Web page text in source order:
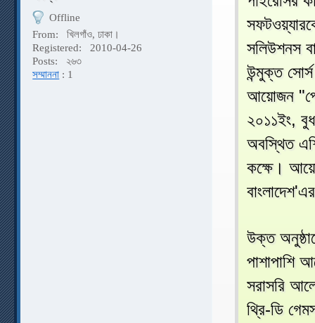
Offline
From:
খিলগাঁও, ঢাকা।
Registered:
2010-04-26
Posts:
২৬৩
সম্মাননা : 1
সলিউশনস
উন্মুক্ত
আয়োজন
২০১১ইং,
অবস্থিত
কক্ষে।
উক্ত
পাশাপাশি
সরাসরি
থ্রি-ডি